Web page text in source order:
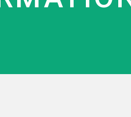
て